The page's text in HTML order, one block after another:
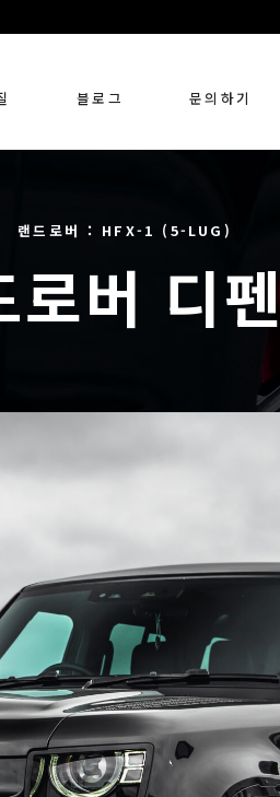
블로그 문의하기
아우디 Q8
라 사이버트럭
랜드로버 : HFX-1 (5-LUG)
로버 디